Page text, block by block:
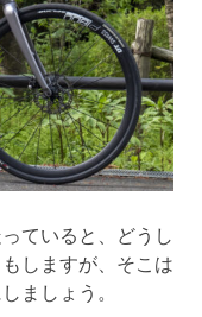
ていると、どうし
しますが、そこは
ましょう。